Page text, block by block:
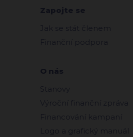
Zapojte se
Jak se stát členem
Finanční podpora
O nás
Stanovy
Výroční finanční zpráva
Financování kampaní
Logo a grafický manuál